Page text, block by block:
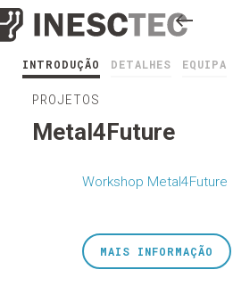
INTRODUÇÃO DETALHES EQUIPA
PROJETOS
Metal4Future
Workshop Metal4Future
MAIS INFORMAÇÃO